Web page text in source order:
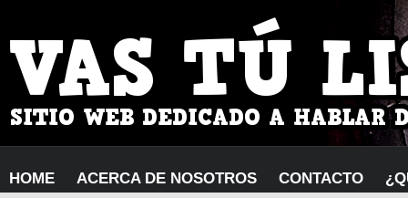
HOME ACERCA DE NOSOTROS CONTACTO